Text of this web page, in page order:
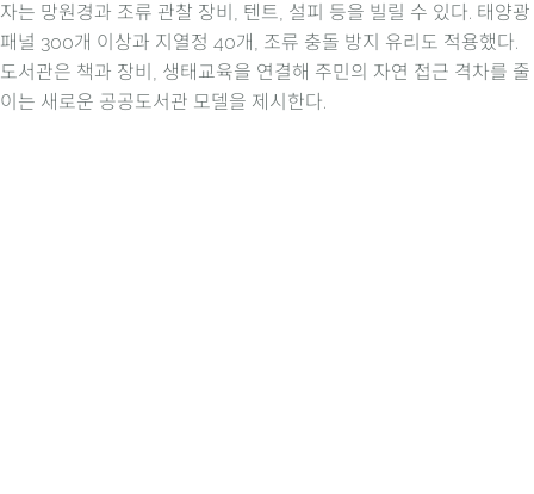
자는 망원경과 조류 관찰 장비, 텐트, 설피 등을 빌릴 수 있다. 태양광
패널 300개 이상과 지열정 40개, 조류 충돌 방지 유리도 적용했다.
도서관은 책과 장비, 생태교육을 연결해 주민의 자연 접근 격차를 줄
이는 새로운 공공도서관 모델을 제시한다.